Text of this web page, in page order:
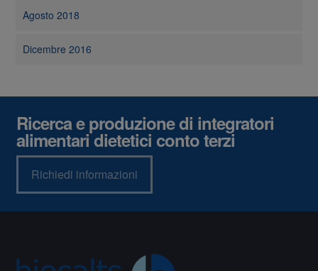
Agosto 2018
Dicembre 2016
Ricerca e produzione di integratori
alimentari dietetici conto terzi
Richiedi informazioni